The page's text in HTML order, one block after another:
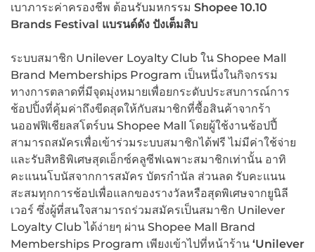
เบาภาระค่าครองชีพ ต้อนรับมหกรรม Shopee 10.10
Brands Festival แบรนด์ดัง ปังเต็มสิบ
ระบบสมาชิก Unilever Loyalty Club ใน Shopee Mall
Brand Memberships Program เป็นหนึ่งในกิจกรรม
ทางการตลาดที่มีจุดมุ่งหมายเพื่อยกระดับประสบการณ์การ
ช้อปปิ้งที่คุ้มค่าถึงขีดสุดให้กับสมาชิกที่ซื้อสินค้าจากร้า
นออฟฟิเชียลสโตร์บน Shopee Mall โดยผู้ใช้งานช้อปปี้
สามารถสมัครเพื่อเข้าร่วมระบบสมาชิกได้ฟรี ไม่มีค่าใช้จ่าย
และรับสิทธิพิเศษสุดเอ็กซ์คลูซีฟเฉพาะสมาชิกเท่านั้น อาทิ
คะแนนโบนัสจากการสมัคร บัตรกำนัล ส่วนลด รับคะแนน
สะสมทุกการช้อปเพื่อแลกของรางวัลหรือสุดพิเศษจากยูนิลี
เวอร์ ซึ่งผู้ที่สนใจสามารถร่วมสมัครเป็นสมาชิก Unilever
Loyalty Club ได้ง่ายๆ ผ่าน Shopee Mall Brand
Memberships Program เพียงเข้าไปที่หน้าร้าน ‘Unilever